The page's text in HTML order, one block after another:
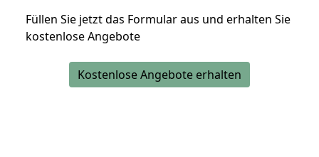
Füllen Sie jetzt das Formular aus und erhalten Sie
kostenlose Angebote
Kostenlose Angebote erhalten